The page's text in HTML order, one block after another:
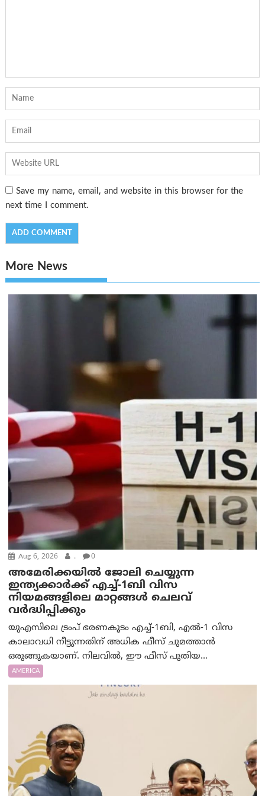
Save my name, email, and website in this browser for the
next time I comment.
More News
Aug 6, 2026 . 0
അമേരിക്കയില്‍ ജോലി ചെയ്യുന്ന
ഇന്ത്യക്കാർക്ക് എച്ച്-1ബി വിസ
നിയമങ്ങളിലെ മാറ്റങ്ങൾ ചെലവ്
വർദ്ധിപ്പിക്കും
യുഎസിലെ ട്രംപ് ഭരണകൂടം എച്ച്-1ബി, എൽ-1 വിസ
കാലാവധി നീട്ടുന്നതിന് അധിക ഫീസ് ചുമത്താൻ
ഒരുങ്ങുകയാണ്. നിലവിൽ, ഈ ഫീസ് പുതിയ...
AMERICA